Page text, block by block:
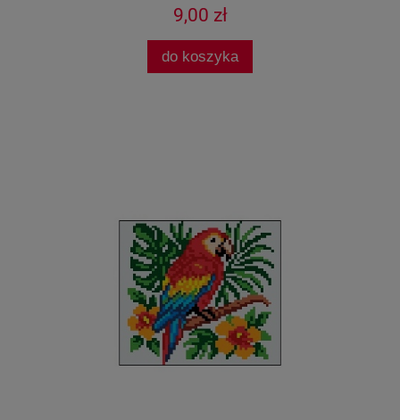
9,00 zł
do koszyka